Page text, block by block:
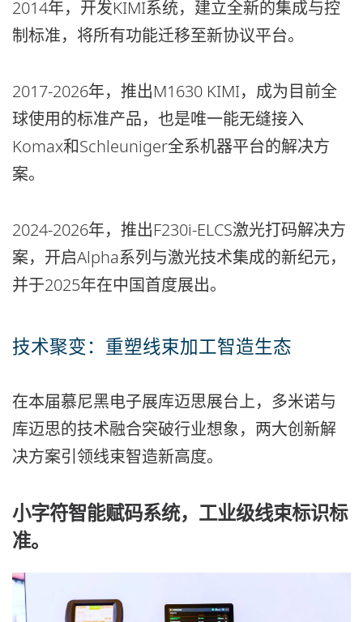
2014年，开发KIMI系统，建立全新的集成与控
制标准，将所有功能迁移至新协议平台。
2017-2026年，推出M1630 KIMI，成为目前全
球使用的标准产品，也是唯一能无缝接入
Komax和Schleuniger全系机器平台的解决方
案。
2024-2026年，推出F230i-ELCS激光打码解决方
案，开启Alpha系列与激光技术集成的新纪元，
并于2025年在中国首度展出。
技术聚变：重塑线束加工智造生态
在本届慕尼黑电子展库迈思展台上，多米诺与
库迈思的技术融合突破行业想象，两大创新解
决方案引领线束智造新高度。
小字符智能赋码系统， 工业级线束标识标
准。